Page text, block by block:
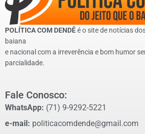
POLÍTICA COM DENDÊé o site de notícias
baiana
e nacional com a irreverência e bom humor
parcialidade.
Fale Conosco:
WhatsApp: (71) 9-9292-5221
e-mail: politicacomdende@gmail.com